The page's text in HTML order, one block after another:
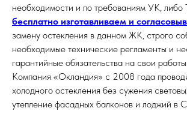
необходимости и по требованиям УК,
бесплатно изготавливаем и
замену остекления в данном ЖК, строго
необходимые технические регламенты и
гарантийные обязательства на свои работы.
Компания «Окландия» с 2008 года
холодного остекления без сужения
утепление фасадных балконов и лоджий в